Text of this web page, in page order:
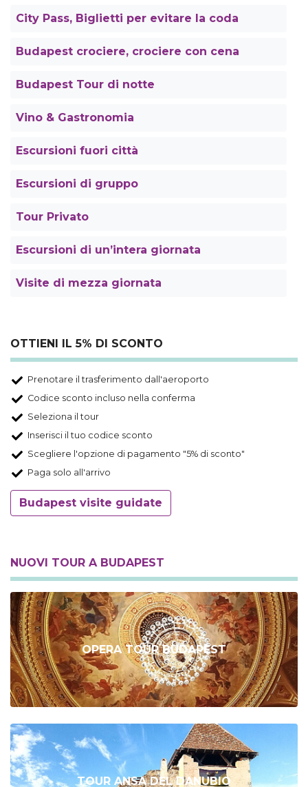
City Pass, Biglietti per evitare la coda
Budapest crociere, crociere con cena
Budapest Tour di notte
Vino & Gastronomia
Escursioni fuori città
Escursioni di gruppo
Tour Privato
Escursioni di un’intera giornata
Visite di mezza giornata
OTTIENI IL 5% DI SCONTO
Prenotare il trasferimento dall'aeroporto
Codice sconto incluso nella conferma
Seleziona il tour
Inserisci il tuo codice sconto
Scegliere l'opzione di pagamento "5% di sconto"
Paga solo all'arrivo
Budapest visite guidate
NUOVI TOUR A BUDAPEST
OPERA TOUR BUDAPEST
TOUR ANSA DEL DANUBIO